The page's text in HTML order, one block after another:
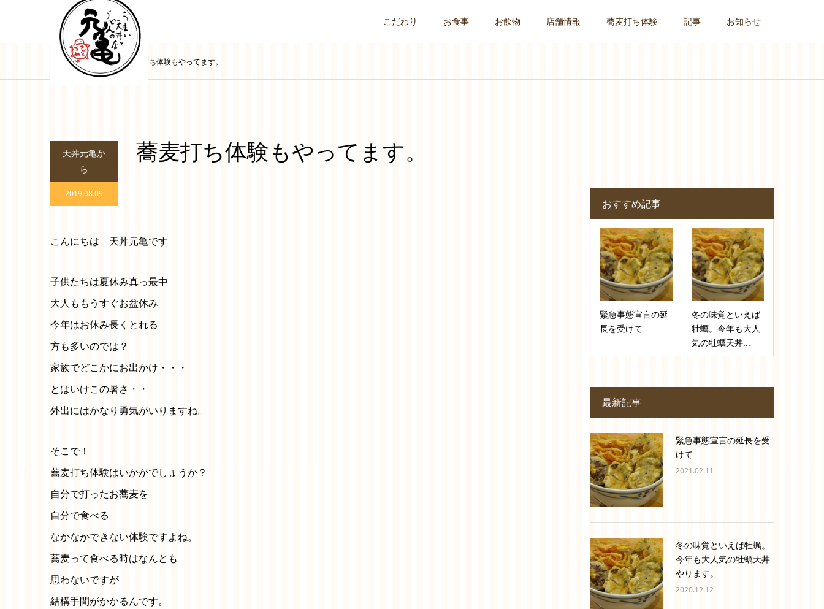
こだわり お食事 お飲物 店舗情報 蕎麦打ち体験 記事 お知らせ
ブログ 蕎麦打ち体験もやってます。
天丼元亀か
ら
2019.08.09
蕎麦打ち体験もやってます。
こんにちは 天丼元亀です
子供たちは夏休み真っ最中
大人ももうすぐお盆休み
今年はお休み長くとれる
方も多いのでは？
家族でどこかにお出かけ・・・
とはいけこの暑さ・・
外出にはかなり勇気がいりますね。
そこで！
蕎麦打ち体験はいかがでしょうか？
自分で打ったお蕎麦を
自分で食べる
なかなかできない体験ですよね。
蕎麦って食べる時はなんとも
思わないですが
結構手間がかかるんです。
おすすめ記事
緊急事態宣言の延
長を受けて
冬の味覚といえば
牡蠣。今年も大人
気の牡蠣天丼...
最新記事
緊急事態宣言の延長を受
けて
2021.02.11
冬の味覚といえば牡蠣。
今年も大人気の牡蠣天丼
やります。
2020.12.12